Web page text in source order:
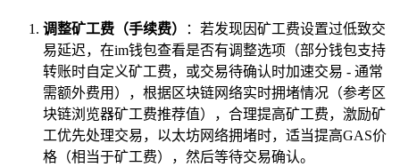
调整矿工费（手续费）
：若发现因矿工费设置过低致交
易延迟，在im钱包查看是否有调整选项（部分钱包支持
转账时自定义矿工费，或交易待确认时加速交易 - 通常
需额外费用），根据区块链网络实时拥堵情况（参考区
块链浏览器矿工费推荐值），合理提高矿工费，激励矿
工优先处理交易，以太坊网络拥堵时，适当提高GAS价
格（相当于矿工费），然后等待交易确认。